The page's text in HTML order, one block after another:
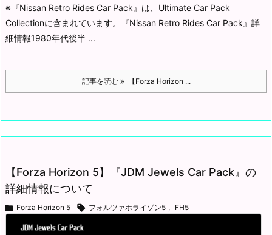
※『Nissan Retro Rides Car Pack』は、Ultimate Car Pack
Collectionに含まれています。
『Nissan Retro Rides Car Pack』詳
細情報1980年代後半 ...
記事を読む 【Forza Horizon ...
【Forza Horizon 5】『JDM Jewels Car Pack』の
詳細情報について
 Forza Horizon 5  フォルツァホライゾン5 , FH5